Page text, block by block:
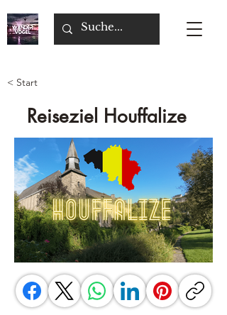
< Start
Reiseziel Houffalize